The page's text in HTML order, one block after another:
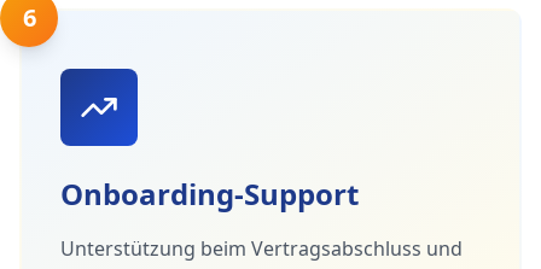
6
Onboarding-Support
Unterstützung beim Vertragsabschluss und